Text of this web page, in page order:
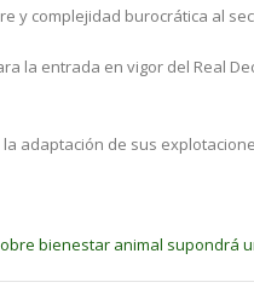
y complejidad burocrática al
la entrada en vigor del Real
adaptación de sus
bienestar animal supondrá